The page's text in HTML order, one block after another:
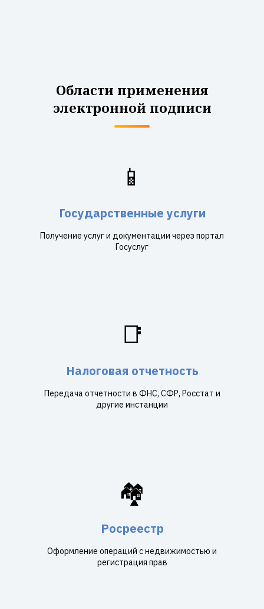
Области применения
электронной подписи
📱
Государственные услуги
Получение услуг и документации через портал
Госуслуг
📑
Налоговая отчетность
Передача отчетности в ФНС, СФР, Росстат и
другие инстанции
🏘️
Росреестр
Оформление операций с недвижимостью и
регистрация прав